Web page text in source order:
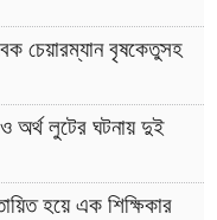
চেয়ারম্যান বৃষকেতুসহ
ও অর্থ লুটের ঘটনায় দুই
হয়ে এক শিক্ষিকার